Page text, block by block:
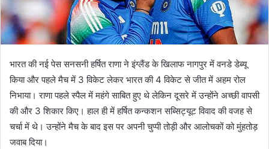
भारत की नई पेस सनसनी हर्षित राणा ने इंग्लैंड के खिलाफ नागपुर में वनडे डेब्यू
किया और पहले मैच में 3 विकेट लेकर भारत की 4 विकेट से जीत में अहम रोल
निभाया। राणा पहले स्पैल में महंगे साबित हुए थे लेकिन दूसरे में उन्होंने अच्छी वापसी
की और 3 शिकार किए। हाल ही में हर्षित कन्कशन सब्सिट्यूट विवाद की वजह से
चर्चा में थे। उन्होंने मैच के बाद इस पर अपनी चुप्पी तोड़ी और आलोचकों को मुंहतोड़
जवाब दिया।